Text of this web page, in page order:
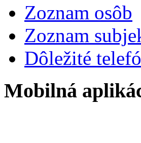
Zoznam osôb
Zoznam
Dôležité
Mobilná